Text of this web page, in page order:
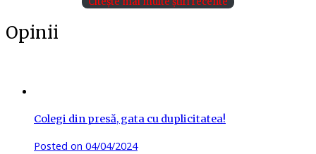
Opinii
Colegi din presă, gata cu duplicitatea!
Posted on 04/04/2024